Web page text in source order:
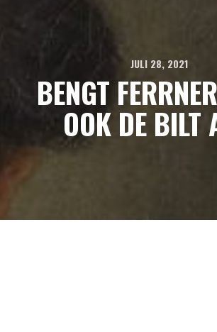
JULI 28, 2021
BENGT
OOK DE BILT